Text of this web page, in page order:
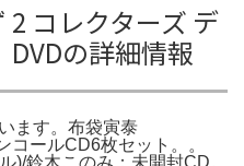
コレクターズ デ
の詳細情報
ます。布袋寅泰
コールCD6枚セット。。
)/鈴木このみ：未開封CD。